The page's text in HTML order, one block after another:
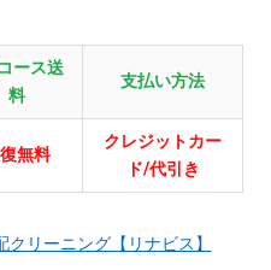
ース送
料
支払い方法
無料
クレジットカー
ド/代引き
リーニング【リナビス】